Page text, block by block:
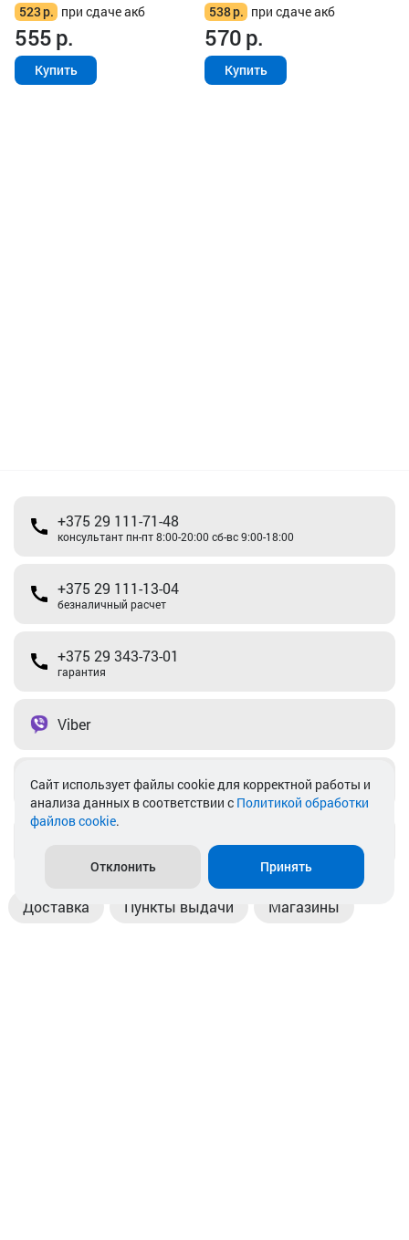
523р. при сдаче акб
555р.
Купить
538р. при сдаче акб
570р.
Купить
+375 29 111-71-48
консультант пн-пт 8:00-20:00 сб-вс 9:00-18:00
+375 29 111-13-04
безналичный расчет
+375 29 343-73-01
гарантия
Viber
Telegram
Доставка Пункты выдачи Магазины
Cайт использует файлы cookie для корректной работы и
анализа данных в соответствии с Политикой обработки
файлов cookie.
Отклонить Принять